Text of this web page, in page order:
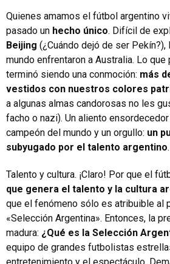
Quienes amamos el fútbol argentino
pasado un hecho único. Difícil de
Beijing (¿Cuándo dejó de ser
mundo enfrentaron a Australia. Lo
terminó siendo una conmoción: más
vestidos con nuestros colores
a algunas almas candorosas no les
facho o nazi). Un aliento
campeón del mundo y un orgullo: un
subyugado por el talento argentino.
Talento y cultura. ¡Claro! Por que el
que genera el talento y la cultura
que el fenómeno sólo es atribuible al
«Selección Argentina». Entonces, la
madura: ¿Qué es la Selección
equipo de grandes futbolistas